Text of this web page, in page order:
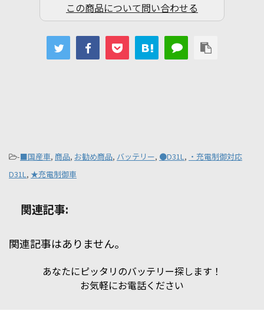
この商品について問い合わせる
-■国産車, 商品, お勧め商品, バッテリー, ●D31L, ・充電制御対応
D31L, ★充電制御車
関連記事:
関連記事はありません。
あなたにピッタリのバッテリー探します！
お気軽にお電話ください